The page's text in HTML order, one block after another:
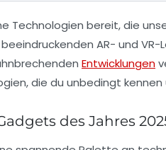
Technologien bereit, die
AR- und VR-
Entwicklungen
die du unbedingt
des Jahres